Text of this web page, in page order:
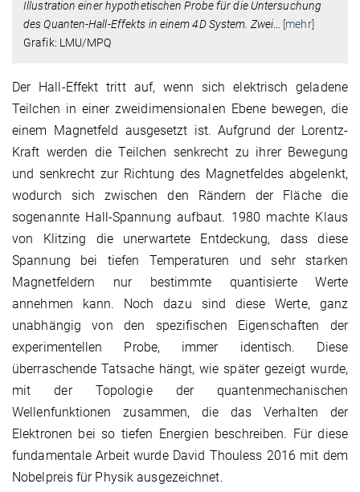
Illustration einer hypothetischen Probe für die Untersuchung
des Quanten-Hall-Effekts in einem 4D System. Zwei… [mehr]
Grafik: LMU/MPQ
Der Hall-Effekt tritt auf, wenn sich elektrisch geladene
Teilchen in einer zweidimensionalen Ebene bewegen, die
einem Magnetfeld ausgesetzt ist. Aufgrund der Lorentz-
Kraft werden die Teilchen senkrecht zu ihrer Bewegung
und senkrecht zur Richtung des Magnetfeldes abgelenkt,
wodurch sich zwischen den Rändern der Fläche die
sogenannte Hall-Spannung aufbaut. 1980 machte Klaus
von Klitzing die unerwartete Entdeckung, dass diese
Spannung bei tiefen Temperaturen und sehr starken
Magnetfeldern nur bestimmte quantisierte Werte
annehmen kann. Noch dazu sind diese Werte, ganz
unabhängig von den spezifischen Eigenschaften der
experimentellen Probe, immer identisch. Diese
überraschende Tatsache hängt, wie später gezeigt wurde,
mit der Topologie der quantenmechanischen
Wellenfunktionen zusammen, die das Verhalten der
Elektronen bei so tiefen Energien beschreiben. Für diese
fundamentale Arbeit wurde David Thouless 2016 mit dem
Nobelpreis für Physik ausgezeichnet.